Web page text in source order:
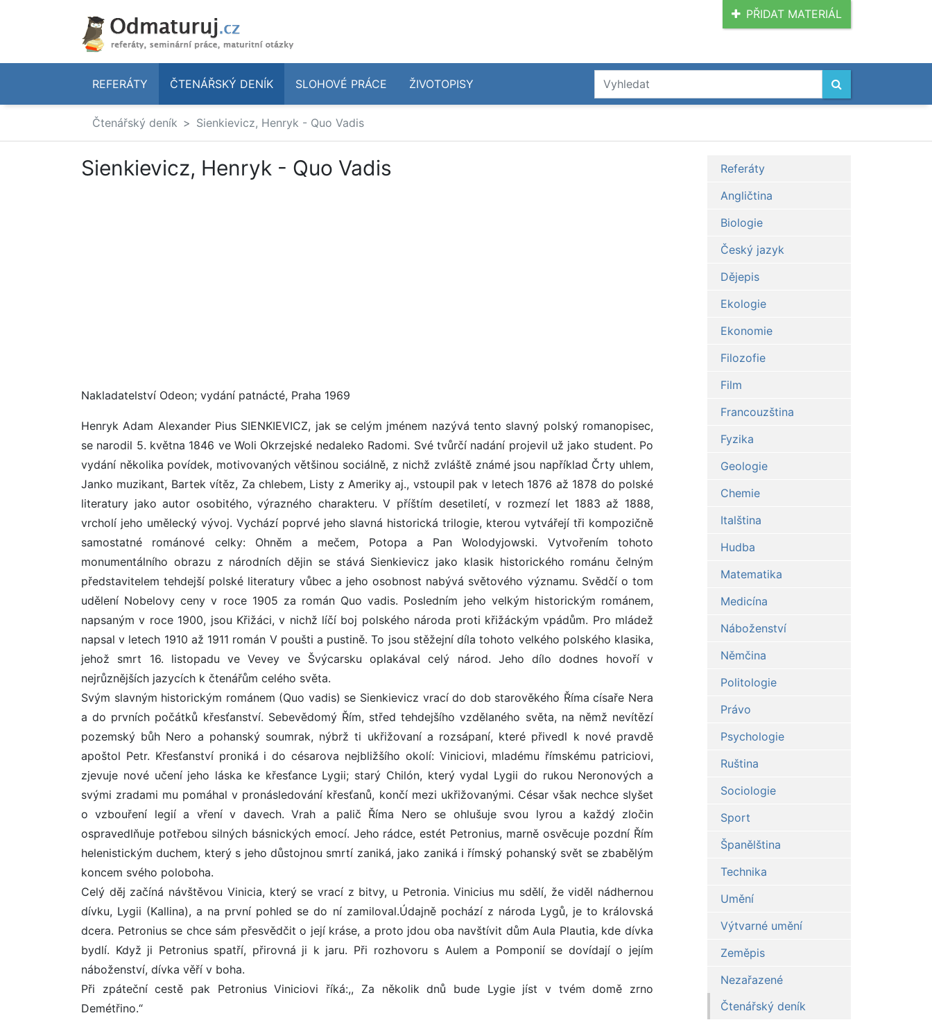
PŘIDAT MATERIÁL
REFERÁTY ČTENÁŘSKÝ DENÍK SLOHOVÉ PRÁCE ŽIVOTOPISY
Čtenářský deník Sienkievicz, Henryk - Quo Vadis
Sienkievicz, Henryk - Quo Vadis
Nakladatelství Odeon; vydání patnácté, Praha 1969
Henryk Adam Alexander Pius SIENKIEVICZ, jak se celým jménem nazývá tento slavný polský romanopisec,
se narodil 5. května 1846 ve Woli Okrzejské nedaleko Radomi. Své tvůrčí nadání projevil už jako student. Po
vydání několika povídek, motivovaných většinou sociálně, z nichž zvláště známé jsou například Črty uhlem,
Janko muzikant, Bartek vítěz, Za chlebem, Listy z Ameriky aj., vstoupil pak v letech 1876 až 1878 do polské
literatury jako autor osobitého, výrazného charakteru. V příštím desetiletí, v rozmezí let 1883 až 1888,
vrcholí jeho umělecký vývoj. Vychází poprvé jeho slavná historická trilogie, kterou vytvářejí tři kompozičně
samostatné románové celky: Ohněm a mečem, Potopa a Pan Wolodyjowski. Vytvořením tohoto
monumentálního obrazu z národních dějin se stává Sienkievicz jako klasik historického románu čelným
představitelem tehdejší polské literatury vůbec a jeho osobnost nabývá světového významu. Svědčí o tom
udělení Nobelovy ceny v roce 1905 za román Quo vadis. Posledním jeho velkým historickým románem,
napsaným v roce 1900, jsou Křižáci, v nichž líčí boj polského národa proti křižáckým vpádům. Pro mládež
napsal v letech 1910 až 1911 román V poušti a pustině. To jsou stěžejní díla tohoto velkého polského klasika,
jehož smrt 16. listopadu ve Vevey ve Švýcarsku oplakával celý národ. Jeho dílo dodnes hovoří v
nejrůznějších jazycích k čtenářům celého světa.
Svým slavným historickým románem (Quo vadis) se Sienkievicz vrací do dob starověkého Říma císaře Nera
a do prvních počátků křesťanství. Sebevědomý Řím, střed tehdejšího vzdělaného světa, na němž nevítězí
pozemský bůh Nero a pohanský soumrak, nýbrž ti ukřižovaní a rozsápaní, které přivedl k nové pravdě
apoštol Petr. Křesťanství proniká i do césarova nejbližšího okolí: Viniciovi, mladému římskému patriciovi,
zjevuje nové učení jeho láska ke křesťance Lygii; starý Chilón, který vydal Lygii do rukou Neronových a
svými zradami mu pomáhal v pronásledování křesťanů, končí mezi ukřižovanými. César však nechce slyšet
o vzbouření legií a vření v davech. Vrah a palič Říma Nero se ohlušuje svou lyrou a každý zločin
ospravedlňuje potřebou silných básnických emocí. Jeho rádce, estét Petronius, marně osvěcuje pozdní Řím
helenistickým duchem, který s jeho důstojnou smrtí zaniká, jako zaniká i římský pohanský svět se zbabělým
koncem svého poloboha.
Celý děj začíná návštěvou Vinicia, který se vrací z bitvy, u Petronia. Vinicius mu sdělí, že viděl nádhernou
dívku, Lygii (Kallina), a na první pohled se do ní zamiloval.Údajně pochází z národa Lygů, je to královská
dcera. Petronius se chce sám přesvědčit o její kráse, a proto jdou oba navštívit dům Aula Plautia, kde dívka
bydlí. Když ji Petronius spatří, přirovná ji k jaru. Při rozhovoru s Aulem a Pomponií se dovídají o jejím
náboženství, dívka věří v boha.
Při zpáteční cestě pak Petronius Viniciovi říká:,, Za několik dnů bude Lygie jíst v tvém domě zrno
Demétřino.“
Referáty
Angličtina
Biologie
Český jazyk
Dějepis
Ekologie
Ekonomie
Filozofie
Film
Francouzština
Fyzika
Geologie
Chemie
Italština
Hudba
Matematika
Medicína
Náboženství
Němčina
Politologie
Právo
Psychologie
Ruština
Sociologie
Sport
Španělština
Technika
Umění
Výtvarné umění
Zeměpis
Nezařazené
Čtenářský deník